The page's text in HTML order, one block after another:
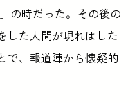
の時だった。その後の
した人間が現れはした
で、報道陣から懐疑的